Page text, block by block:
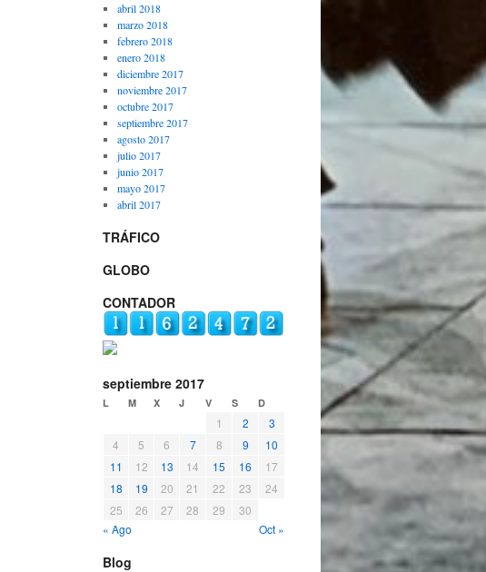
abril 2018
marzo 2018
febrero 2018
enero 2018
diciembre 2017
noviembre 2017
octubre 2017
septiembre 2017
agosto 2017
julio 2017
junio 2017
mayo 2017
abril 2017
TRÁFICO
GLOBO
CONTADOR
septiembre 2017
L M X J V S D
1 2
3
4
5 6 7 8 9
10
11
12 13 14 15 16
17
18
19 20 21 22 23
24
25
26 27 28 29
30
« Ago
Oct »
Blog